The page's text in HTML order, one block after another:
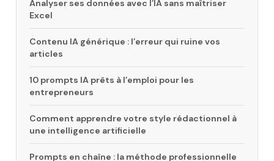
Analyser ses données avec l’IA sans maîtriser
Excel
Contenu IA générique : l’erreur qui ruine vos
articles
10 prompts IA prêts à l’emploi pour les
entrepreneurs
Comment apprendre votre style rédactionnel à
une intelligence artificielle
Prompts en chaîne : la méthode professionnelle